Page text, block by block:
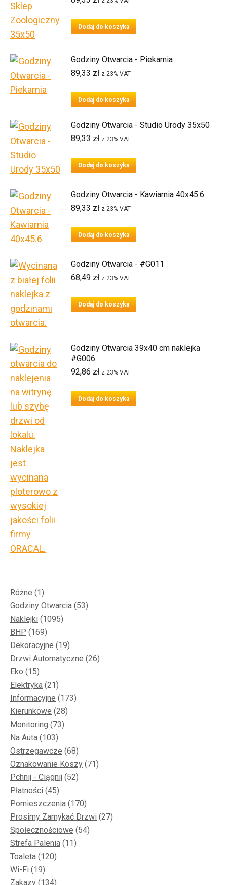
Dodaj do koszyka
Godziny Otwarcia - Piekarnia
89,33 zł z 23% VAT
Dodaj do koszyka
Godziny Otwarcia - Studio Urody 35x50
89,33 zł z 23% VAT
Dodaj do koszyka
Godziny Otwarcia - Kawiarnia 40x45.6
89,33 zł z 23% VAT
Dodaj do koszyka
Godziny Otwarcia - #G011
68,49 zł z 23% VAT
Dodaj do koszyka
Godziny Otwarcia 39x40 cm naklejka
#G006
92,86 zł z 23% VAT
Dodaj do koszyka
Różne 11
produkt
Godziny Otwarcia 5353
Naklejki 10951095
BHP 169169
produktów
Dekoracyjne 1919
produktów
Drzwi Automatyczne 2626
Eko 1515
produktów
Elektryka 2121
produktów
Informacyjne 173173
Kierunkowe 2828
Monitoring 7373
Na Auta 103103
produkty
Ostrzegawcze 6868
produktów
Oznakowanie Koszy 7171
Pchnij - Ciągnij 5252
Płatności 4545
produktów
Pomieszczenia 170170
produktów
Prosimy Zamykać Drzwi 2727
Społecznościowe 5454
Strefa Palenia 1111
Toaleta 120120
Wi-Fi 1919
produktów
Zakazy 134134